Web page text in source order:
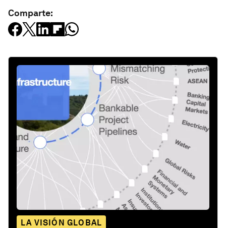
Comparte:
LA VISIÓN GLOBAL